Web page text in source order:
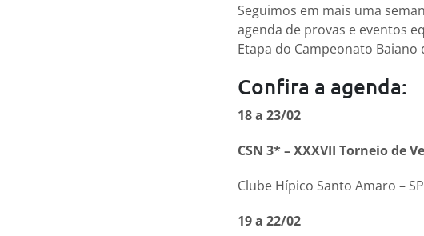
Seguimos em mais uma
agenda de provas e eventos
Etapa do Campeonato Baiano
Confira a agenda:
18 a 23/02
CSN 3* – XXXVII Torneio de
Clube Hípico Santo Amaro – SP
19 a 22/02